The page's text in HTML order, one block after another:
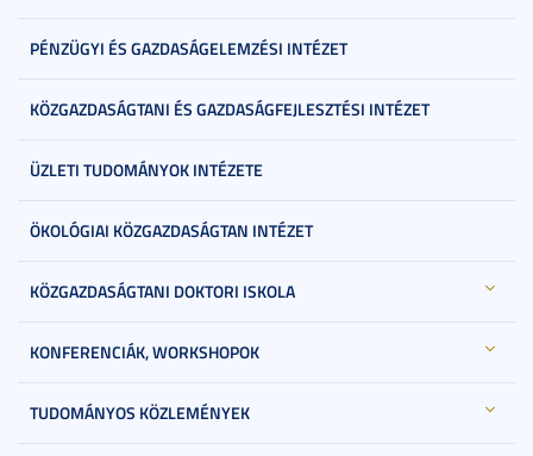
PÉNZÜGYI ÉS GAZDASÁGELEMZÉSI INTÉZET
KÖZGAZDASÁGTANI ÉS GAZDASÁGFEJLESZTÉSI INTÉZET
ÜZLETI TUDOMÁNYOK INTÉZETE
ÖKOLÓGIAI KÖZGAZDASÁGTAN INTÉZET
KÖZGAZDASÁGTANI DOKTORI ISKOLA
KONFERENCIÁK, WORKSHOPOK
TUDOMÁNYOS KÖZLEMÉNYEK